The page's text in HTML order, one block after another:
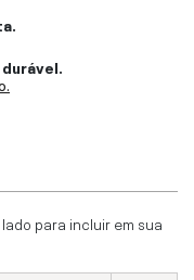
para incluir em sua